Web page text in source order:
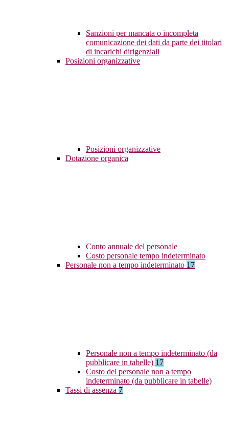
Sanzioni per mancata o incompleta
comunicazione dei dati da parte dei titolari
di incarichi dirigenziali
Posizioni organizzative
Posizioni organizzative
Dotazione organica
Conto annuale del personale
Costo personale tempo indeterminato
Personale non a tempo indeterminato 17
Personale non a tempo indeterminato (da
pubblicare in tabelle) 17
Costo del personale non a tempo
indeterminato (da pubblicare in tabelle)
Tassi di assenza 7